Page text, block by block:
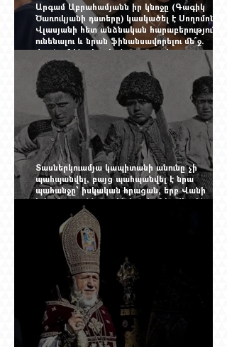
Արգամ Աբրահամյանն իր կնոջը (Գագիկ
Ծառուկյանի դստերը) կասկածել է Սողոմոն
Վլասյանի հետ անձնական հարաբերություններ
ունենալու և նրան ֆինանսավորելու մե՞ջ.
փորձում ենք հասկանալ այսօրվա
խառնիճաղանճ լրահոսը
Տասներկուամյա կապիտանի անունը չի
պահպանվել, բայց պահպանվել է նրա
պահանջը՝ իսկական հրացան, երբ Վանի
իշխանությունն արդեն հաշվում էր վերջին
պաշարները